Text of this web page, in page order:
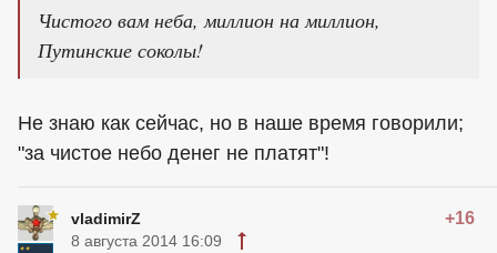
Чистого вам неба, миллион на миллион,
Путинские соколы!
Не знаю как сейчас, но в наше время говорили;
"за чистое небо денег не платят"!
vladimirZ +16
8 августа 2014 16:09